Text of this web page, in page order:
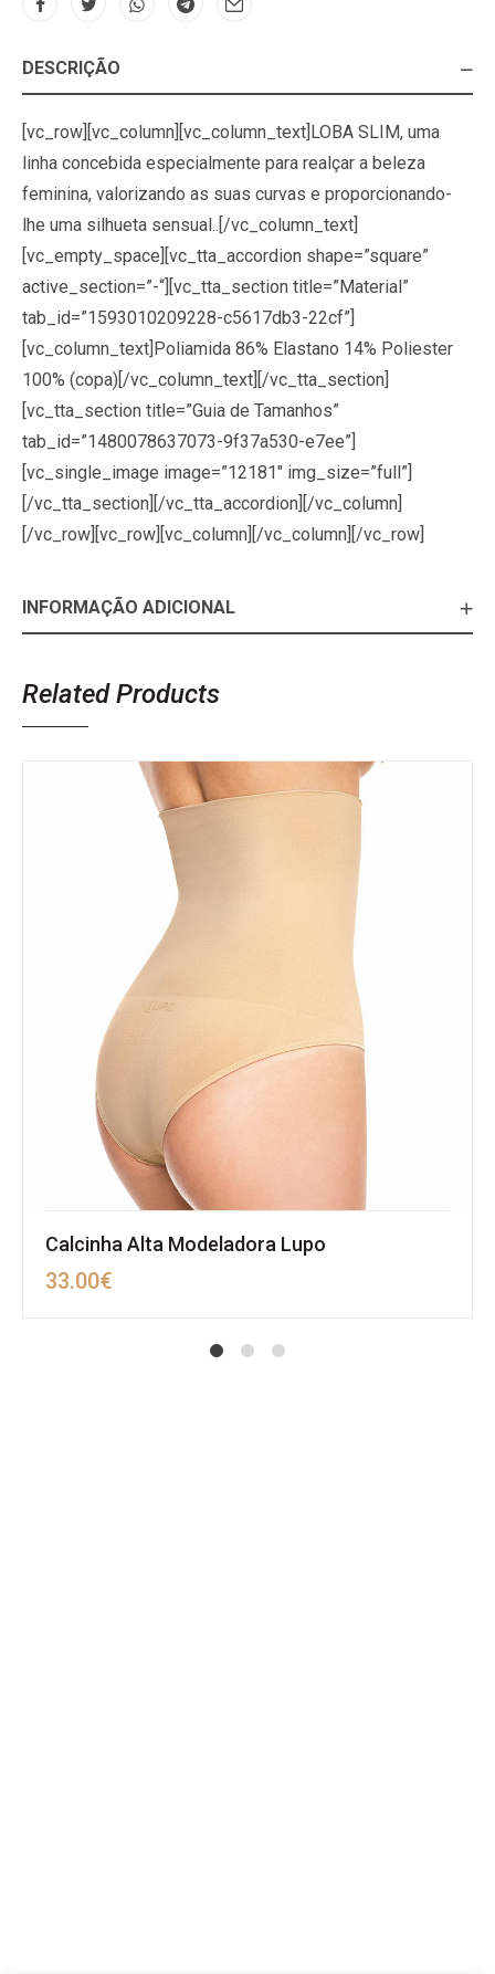
DESCRIÇÃO
[vc_row][vc_column][vc_column_text]LOBA SLIM, uma
linha concebida especialmente para realçar a beleza
feminina, valorizando as suas curvas e proporcionando-
lhe uma silhueta sensual..[/vc_column_text]
[vc_empty_space][vc_tta_accordion shape=”square”
active_section=”-“][vc_tta_section title=”Material”
tab_id=”1593010209228-c5617db3-22cf”]
[vc_column_text]Poliamida 86% Elastano 14% Poliester
100% (copa)[/vc_column_text][/vc_tta_section]
[vc_tta_section title=”Guia de Tamanhos”
tab_id=”1480078637073-9f37a530-e7ee”]
[vc_single_image image=”12181″ img_size=”full”]
[/vc_tta_section][/vc_tta_accordion][/vc_column]
[/vc_row][vc_row][vc_column][/vc_column][/vc_row]
INFORMAÇÃO ADICIONAL
Related Products
Calcinha Alta Modeladora Lupo
33.00€